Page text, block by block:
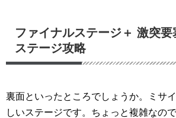
ファイナルステージ＋ 激突
ステージ攻略
裏面といったところでしょうか。ミサ
しいステージです。ちょっと複雑なの